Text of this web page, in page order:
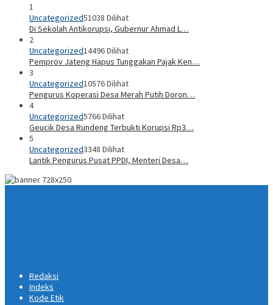
1
Uncategorized51038 Dilihat
Di Sekolah Antikorupsi, Gubernur Ahmad L…
2
Uncategorized14496 Dilihat
Pemprov Jateng Hapus Tunggakan Pajak Ken…
3
Uncategorized10576 Dilihat
Pengurus Koperasi Desa Merah Putih Doron…
4
Uncategorized5766 Dilihat
Geucik Desa Rundeng Terbukti Korupsi Rp3…
5
Uncategorized3348 Dilihat
Lantik Pengurus Pusat PPDI, Menteri Desa…
Redaksi
Indeks
Kode Etik